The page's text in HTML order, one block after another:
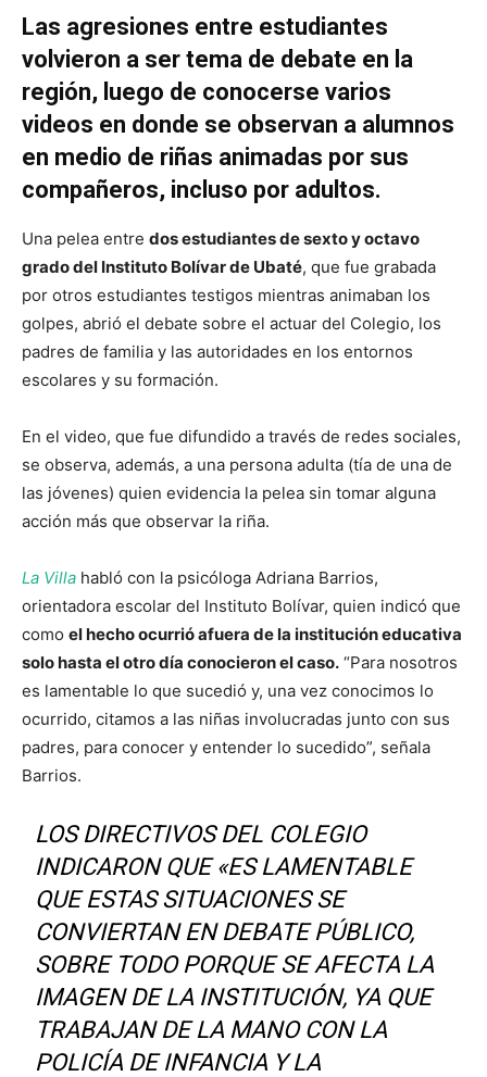
Las agresiones entre estudiantes
volvieron a ser tema de debate en la
región, luego de conocerse varios
videos en donde se observan a alumnos
en medio de riñas animadas por sus
compañeros, incluso por adultos.
Una pelea entre dos estudiantes de sexto y octavo
grado del Instituto Bolívar de Ubaté, que fue grabada
por otros estudiantes testigos mientras animaban los
golpes, abrió el debate sobre el actuar del Colegio, los
padres de familia y las autoridades en los entornos
escolares y su formación.
En el video, que fue difundido a través de redes sociales,
se observa, además, a una persona adulta (tía de una de
las jóvenes) quien evidencia la pelea sin tomar alguna
acción más que observar la riña.
La Villa habló con la psicóloga Adriana Barrios,
orientadora escolar del Instituto Bolívar, quien indicó que
como el hecho ocurrió afuera de la institución educativa
solo hasta el otro día conocieron el caso. “Para nosotros
es lamentable lo que sucedió y, una vez conocimos lo
ocurrido, citamos a las niñas involucradas junto con sus
padres, para conocer y entender lo sucedido”, señala
Barrios.
LOS DIRECTIVOS DEL COLEGIO
INDICARON QUE «ES LAMENTABLE
QUE ESTAS SITUACIONES SE
CONVIERTAN EN DEBATE PÚBLICO,
SOBRE TODO PORQUE SE AFECTA LA
IMAGEN DE LA INSTITUCIÓN, YA QUE
TRABAJAN DE LA MANO CON LA
POLICÍA DE INFANCIA Y LA